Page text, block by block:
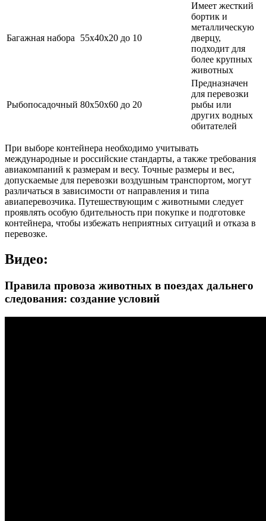
Багажная набора 55x40x20 до 10
Имеет жесткий
бортик и
металлическую
дверцу,
подходит для
более крупных
животных
Рыбопосадочный 80x50x60 до 20
Предназначен
для перевозки
рыбы или
других водных
обитателей
При выборе контейнера необходимо учитывать
международные и российские стандарты, а также требования
авиакомпаний к размерам и весу. Точные размеры и вес,
допускаемые для перевозки воздушным транспортом, могут
различаться в зависимости от направления и типа
авиаперевозчика. Путешествующим с животными следует
проявлять особую бдительность при покупке и подготовке
контейнера, чтобы избежать неприятных ситуаций и отказа в
перевозке.
Видео:
Правила провоза животных в поездах дальнего
следования: создание условий